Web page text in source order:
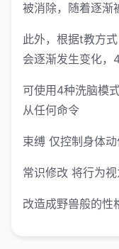
被消除，随着逐渐
此外，根据t教方
会逐渐发生变化，
可使用4种洗脑模
从任何命令
束缚 仅控制身体
常识修改 将行为
改造成野兽般的性